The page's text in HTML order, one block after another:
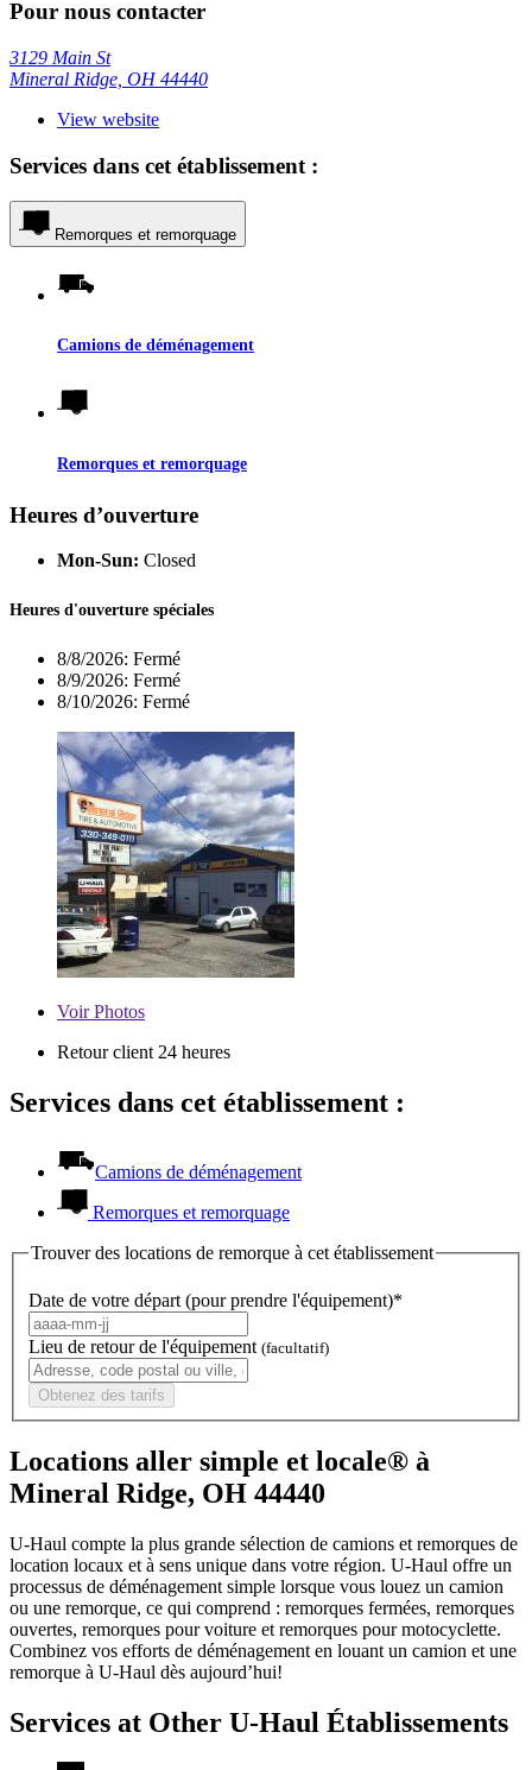
Pour nous contacter
3129 Main St
Mineral Ridge, OH 44440
View website
Services dans cet établissement :
Remorques et remorquage
Camions de déménagement
Remorques et remorquage
Heures d’ouverture
Mon-Sun: Closed
Heures d'ouverture spéciales
8/8/2026: Fermé
8/9/2026: Fermé
8/10/2026: Fermé
VoirPhotos
Retour client 24 heures
Services dans cet établissement :
Camions de déménagement
Remorques et remorquage
Trouver des locations de remorque à cet établissement
Date de votre départ (pour prendre l'équipement)*
Lieu de retour de l'équipement (facultatif)
Obtenez des tarifs
Locations aller simple et locale® à
Mineral Ridge, OH 44440
U-Haul compte la plus grande sélection de camions et remorques de
location locaux et à sens unique dans votre région. U-Haul offre un
processus de déménagement simple lorsque vous louez un camion
ou une remorque, ce qui comprend : remorques fermées, remorques
ouvertes, remorques pour voiture et remorques pour motocyclette.
Combinez vos efforts de déménagement en louant un camion et une
remorque à U-Haul dès aujourd’hui!
Services at Other U-Haul Établissements